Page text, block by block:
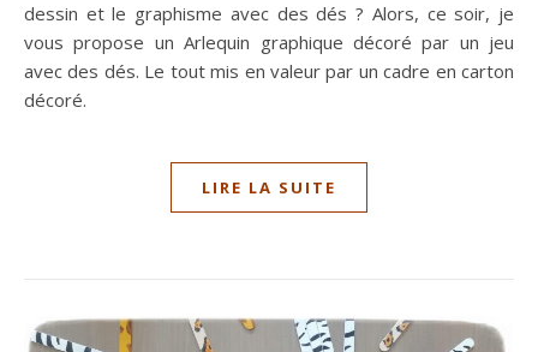
dessin et le graphisme avec des dés ? Alors, ce soir, je
vous propose un Arlequin graphique décoré par un jeu
avec des dés. Le tout mis en valeur par un cadre en carton
décoré.
LIRE LA SUITE